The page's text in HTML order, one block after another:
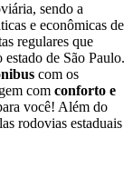
sendo a
e econômicas de
regulares que
de São Paulo.
com os
com conforto e
você! Além do
rodovias estaduais